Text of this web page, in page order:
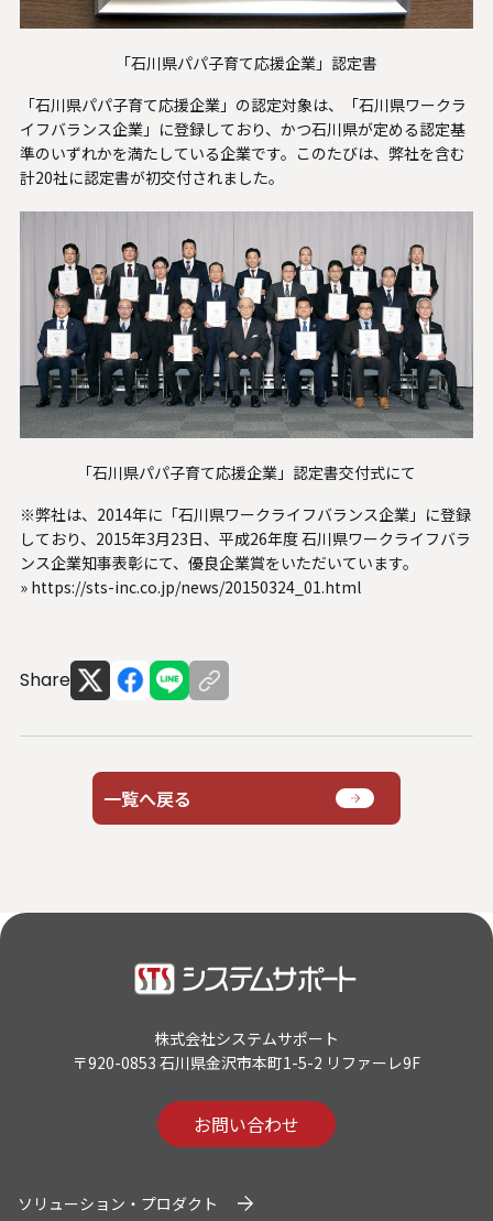
お問い合わせ
個人情報保護方針
個人情報の取り扱いについて
外部送信ポリシー
サイトのご利用について
反社会的勢力に対する基本方針
特定個人情報等の適正な取り扱いに関する基本方針
カスタマーハラスメントに関する指針
電子公告
ソーシャルメディアポリシー
システムサポートホールディングス
「石川県パパ子育て応援企業」認定書
「石川県パパ子育て応援企業」の認定対象は、「石川県ワークラ
イフバランス企業」に登録しており、かつ石川県が定める認定基
準のいずれかを満たしている企業です。このたびは、弊社を含む
計20社に認定書が初交付されました。
「石川県パパ子育て応援企業」認定書交付式にて
※弊社は、2014年に「石川県ワークライフバランス企業」に登録
しており、2015年3月23日、平成26年度 石川県ワークライフバラ
ンス企業知事表彰にて、優良企業賞をいただいています。
» https://sts-inc.co.jp/news/20150324_01.html
Share
一覧へ戻る
株式会社システムサポート
〒920-0853 石川県金沢市本町1-5-2 リファーレ9F
お問い合わせ
ソリューション・プロダクト